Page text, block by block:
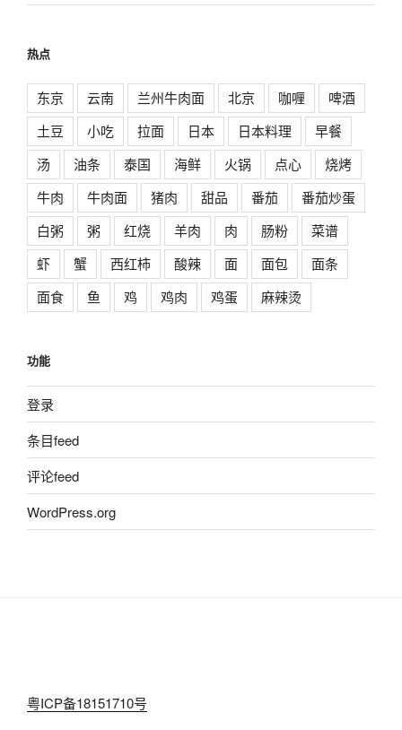
热点
东京 云南 兰州牛肉面 北京 咖喱
啤酒
土豆
小吃 拉面 日本 日本料理
早餐
汤
油条 泰国 海鲜 火锅 点心
烧烤
牛肉
牛肉面 猪肉 甜品 番茄
番茄炒蛋
白粥
粥 红烧 羊肉 肉 肠粉
菜谱
虾
蟹 西红柿 酸辣 面 面包
面条
面食
鱼 鸡 鸡肉 鸡蛋 麻辣烫
功能
登录
条目feed
评论feed
WordPress.org
粤ICP备18151710号